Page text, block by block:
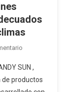
Su
Nuevo
Sencillo
Video
'Solo
En
SUN
Desarrolla
SUN ,
productos